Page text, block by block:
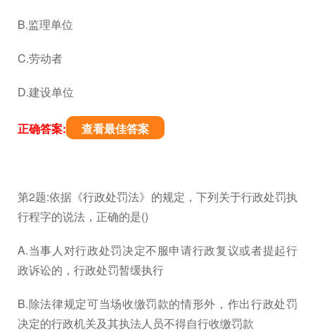
B.监理单位
C.劳动者
D.建设单位
正确答案: 查看最佳答案
第2题:依据《行政处罚法》的规定，下列关于行政处罚执
行程字的说法，正确的是()
A.当事人对行政处罚决定不服申请行政复议或者提起行
政诉讼的，行政处罚暂缓执行
B.除法律规定可当场收缴罚款的情形外，作出行政处罚
决定的行政机关及其执法人员不得自行收缴罚款